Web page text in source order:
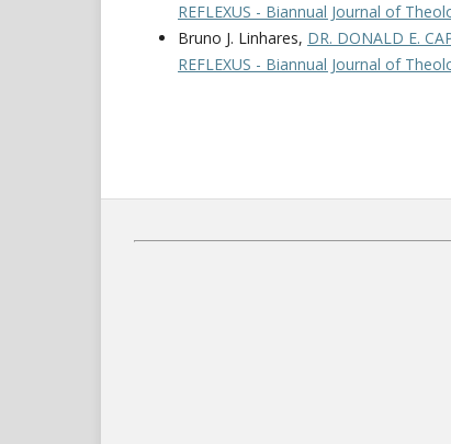
REFLEXUS - Biannual Journal of
Bruno J. Linhares, DR. DONALD E.
REFLEXUS - Biannual Journal of